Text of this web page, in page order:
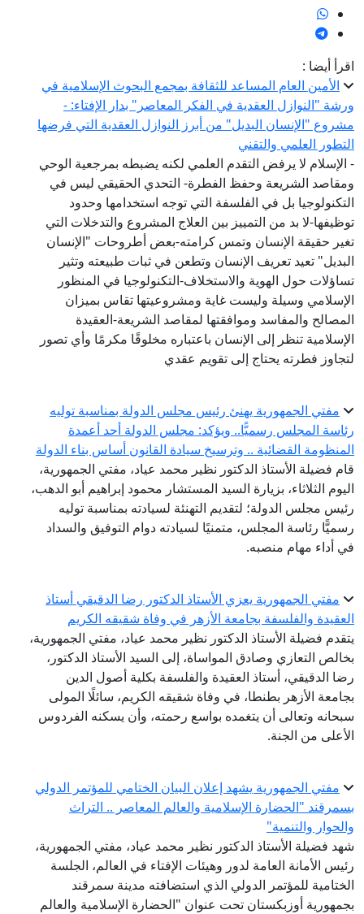
اقرأ أيضا :
الأمين العام المساعد للثقافة بمجمع البحوث الإسلامية في
ورشة "النوازل العقدية في الفكر المعاصر" بدار الإفتاء: -
مشروع "الإنسان البديل" من أبرز النوازل العقدية التي فرضها
التطور العلمي والتقني
- الإسلام لا يرفض التقدم العلمي لكنه يضبطه بمرجعية الوحي
ومقاصد الشريعة وحفظ الفطرة- التحدي الحقيقي ليس في
التكنولوجيا بل في الفلسفة التي توجه استخدامها وحدود
توظيفها-لا بد من التمييز بين العلاج المشروع والتدخلات التي
تغير حقيقة الإنسان وتمس كرامته-بعض أطروحات "الإنسان
البديل" تعيد تعريف الإنسان وتطعن في ثبات طبيعته وتثير
تساؤلات حول الهوية والاستخلاف-التكنولوجيا في المنظور
الإسلامي وسيلة وليست غاية ومشروعيتها تقاس بميزان
المصالح والمفاسد وموافقتها لمقاصد الشريعة-العقيدة
الإسلامية تنظر إلى الإنسان باعتباره مخلوقًا مكرمًا وأي تصور
لتجاوز فطرته يحتاج إلى تقويم عقدي
مفتي الجمهورية يهنئ رئيس مجلس الدولة بمناسبة توليه
رئاسة المجلس رسميًّا.. ويؤكد: مجلس الدولة أحد أعمدة
المنظومة القضائية .. وترسيخ سيادة القانون أساس بناء الدولة
قام فضيلة الأستاذ الدكتور نظير محمد عياد، مفتي الجمهورية،
اليوم الثلاثاء، بزيارة السيد المستشار محمود إبراهيم أبو الدهب،
رئيس مجلس الدولة؛ لتقديم التهنئة لسيادته بمناسبة توليه
رسميًّا رئاسة المجلس، متمنيًا لسيادته دوام التوفيق والسداد
في أداء مهام منصبه.
مفتي الجمهورية يعزي الأستاذ الدكتور رضا الدقيقي أستاذ
العقيدة والفلسفة بجامعة الأزهر في وفاة شقيقه الكريم
يتقدم فضيلة الأستاذ الدكتور نظير محمد عياد، مفتي الجمهورية،
بخالص التعازي وصادق المواساة، إلى السيد الأستاذ الدكتور،
رضا الدقيقي، أستاذ العقيدة والفلسفة بكلية أصول الدين
بجامعة الأزهر بطنطا، في وفاة شقيقه الكريم، سائلًا المولى
سبحانه وتعالى أن يتغمده بواسع رحمته، وأن يسكنه الفردوس
الأعلى من الجنة.
مفتي الجمهورية يشهد إعلان البيان الختامي للمؤتمر الدولي
بسمرقند "الحضارة الإسلامية والعالم المعاصر .. التراث
والحوار والتنمية"
شهد فضيلة الأستاذ الدكتور نظير محمد عياد، مفتي الجمهورية،
رئيس الأمانة العامة لدور وهيئات الإفتاء في العالم، الجلسة
الختامية للمؤتمر الدولي الذي استضافته مدينة سمرقند
بجمهورية أوزبكستان تحت عنوان "الحضارة الإسلامية والعالم